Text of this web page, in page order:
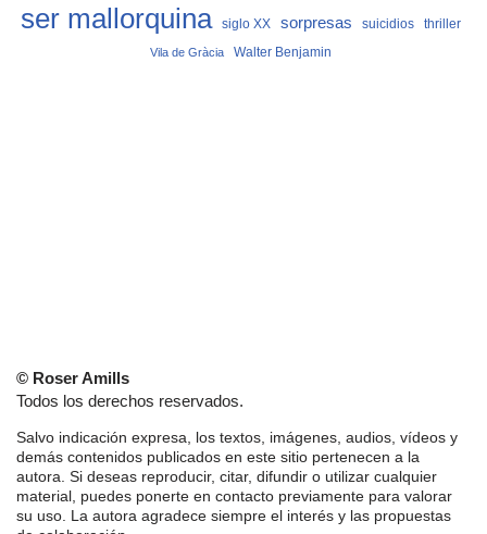
ser mallorquina siglo XX sorpresas suicidios thriller
Vila de Gràcia Walter Benjamin
© Roser Amills
Todos los derechos reservados.
Salvo indicación expresa, los textos, imágenes, audios, vídeos y
demás contenidos publicados en este sitio pertenecen a la
autora. Si deseas reproducir, citar, difundir o utilizar cualquier
material, puedes ponerte en contacto previamente para valorar
su uso. La autora agradece siempre el interés y las propuestas